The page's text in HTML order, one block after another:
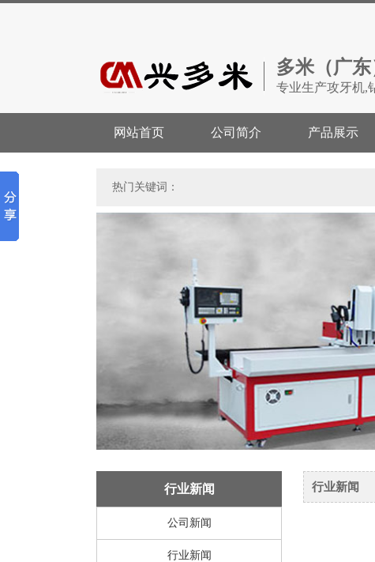
多米（广
专业生产攻牙机,
网站首页 公司简介 产品展示
热门关键词：
行业新闻
公司新闻
行业新闻
行业新闻